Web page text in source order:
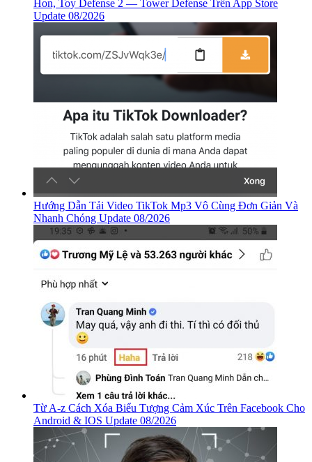
Hon, ‎Toy Defense 2 — Tower Defense Trên App Store
Update 08/2026
Hướng Dẫn Tải Video TikTok Mp3 Vô Cùng Đơn Giản Và
Nhanh Chóng Update 08/2026
Từ A-z Cách Xóa Biểu Tượng Cảm Xúc Trên Facebook Cho
Android & IOS Update 08/2026